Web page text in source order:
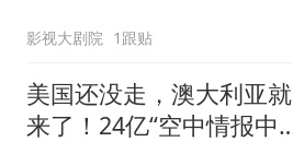
影视大剧院 1跟贴
美国还没走，澳大利亚就
来了！24亿“空中情报中